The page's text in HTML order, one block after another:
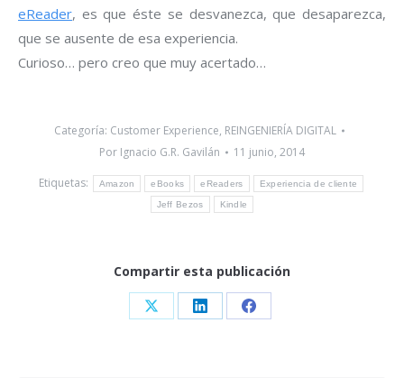
eReader, es que éste se desvanezca, que desaparezca,
que se ausente de esa experiencia.
Curioso… pero creo que muy acertado…
Categoría: Customer Experience, REINGENIERÍA DIGITAL
Por Ignacio G.R. Gavilán
11 junio, 2014
Etiquetas:
Amazon eBooks eReaders Experiencia de cliente
Jeff Bezos Kindle
Compartir esta publicación
Share Share Share